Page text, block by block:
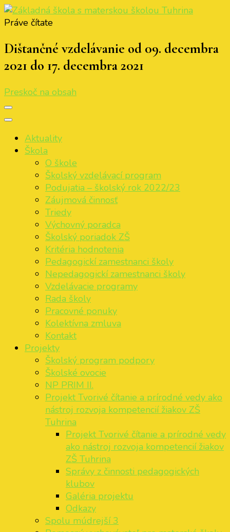
Práve čítate
Dištančné vzdelávanie od 09. decembra
2021 do 17. decembra 2021
Preskoč na obsah
Aktuality
Škola
O škole
Školský vzdelávací program
Podujatia – školský rok 2022/23
Záujmová činnosť
Triedy
Výchovný poradca
Školský poriadok ZŠ
Kritéria hodnotenia
Pedagogickí zamestnanci školy
Nepedagogickí zamestnanci školy
Vzdelávacie programy
Rada školy
Pracovné ponuky
Kolektívna zmluva
Kontakt
Projekty
Školský program podpory
Školské ovocie
NP PRIM II.
Projekt Tvorivé čítanie a prírodné vedy ako
nástroj rozvoja kompetencií žiakov ZŠ
Tuhrina
Projekt Tvorivé čítanie a prírodné vedy
ako nástroj rozvoja kompetencií žiakov
ZŠ Tuhrina
Správy z činnosti pedagogických
klubov
Galéria projektu
Odkazy
Spolu múdrejší 3